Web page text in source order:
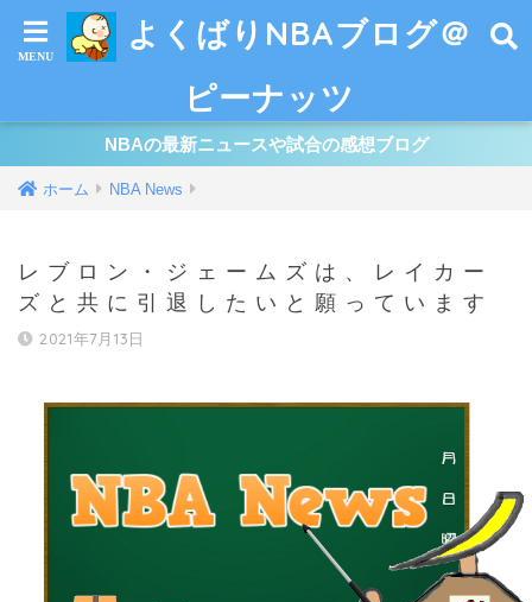
よくばりNBAブログ＠
ピーナッツ
NBAの最新ニュースや試合の感想ブログ
ホーム NBA News
レブロン・ジェームズは、レイカー
ズと共に引退したいと願っています
2021年7月13日